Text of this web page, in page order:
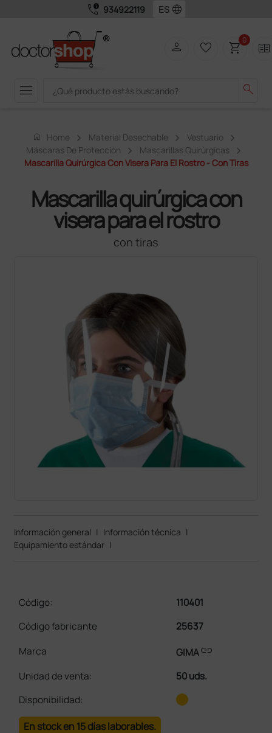
call_quality 934922119 language
menu search
person favorite_border shopping_cart0 two_pager
home Home Material Desechable
Vestuario
Máscaras De Protección
Mascarillas Quirúrgicas
Mascarilla Quirúrgica Con Visera Para El Rostro - Con Tiras
Mascarilla quirúrgica con
visera para el rostro
con tiras
Información general | Información técnica |
Equipamiento estándar |
Código:
110401
Código fabricante
25637
Marca
GIMAlink
Unidad de venta:
50 uds.
Disponibilidad:
En stock en 15 días laborables.